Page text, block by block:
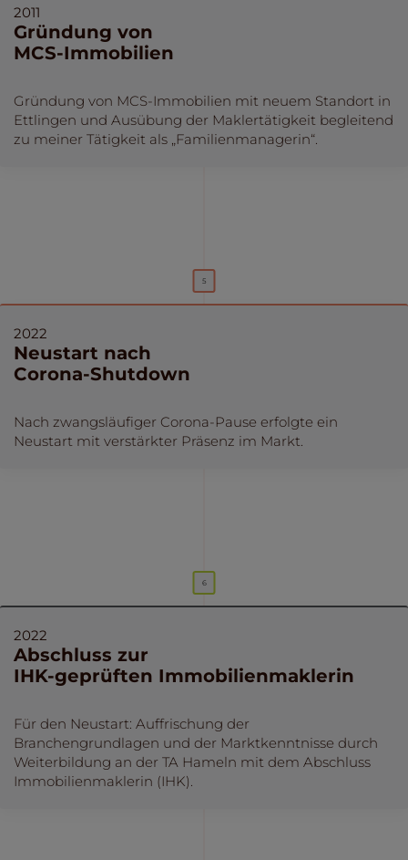
2011
Gründung von
MCS-Immobilien
Gründung von MCS-Immobilien mit neuem Standort in
Ettlingen und Ausübung der Maklertätigkeit begleitend
zu meiner Tätigkeit als „Familienmanagerin“.
2022
Neustart nach
Corona-Shutdown
Nach zwangsläufiger Corona-Pause erfolgte ein
Neustart mit verstärkter Präsenz im Markt.
2022
Abschluss zur
IHK-geprüften Immobilienmaklerin
Für den Neustart: Auffrischung der
Branchengrundlagen und der Marktkenntnisse durch
Weiterbildung an der TA Hameln mit dem Abschluss
Immobilienmaklerin (IHK).